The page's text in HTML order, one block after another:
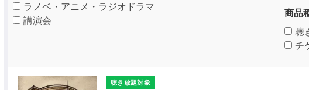
ラノベ・アニメ・ラジオドラマ
講演会
商品
聴
チ
聴き放題対象